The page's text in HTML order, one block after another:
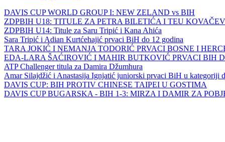
DAVIS CUP WORLD GROUP I: NEW ZELAND vs BIH
ZDPBIH U18: TITULE ZA PETRA BILETIĆA I TEU
ZDPBIH U14: Titule za Saru Tripić i Kana Ahića
Sara Tripić i Adian Kurtćehajić prvaci BiH do 12 godina
TARA JOKIĆ I NEMANJA TODORIĆ PRVACI BOSNE I
EDA-LARA ŠAĆIROVIĆ I MAHIR BUTKOVIĆ PRVACI BIH
ATP Challenger titula za Damira Džumhura
Amar Silajdžić i Anastasija Ignjatić juniorski prvaci BiH u kategoriji
DAVIS CUP: BIH PROTIV CHINESE TAIPEI U GOSTIMA
DAVIS CUP BUGARSKA - BIH 1-3: MIRZA I DAMIR ZA